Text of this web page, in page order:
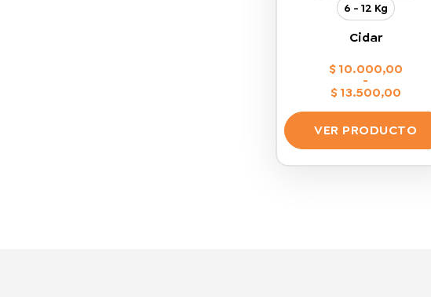
6 - 12 Kg
Cidar
$10.000,00
-
$13.500,00
Rango
de
precios:
desde
$ 10.000,00
$ 13.500,00
VER PRODUCTO